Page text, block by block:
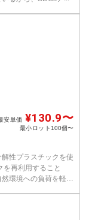
安単価 ¥130.9〜
最小ロット100個〜
性プラスチックを使
再利用すること
環境への負荷を軽減